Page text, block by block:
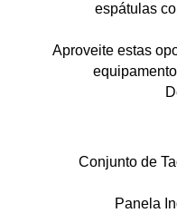
espátulas
Aproveite estas
Conjunto de
Panela